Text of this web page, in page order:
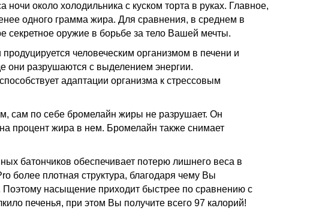
около холодильника с куском торта в руках. Главное,
одного грамма жира. Для сравнения, в среднем в
оружие в борьбе за тело Вашей мечты.
человеческим организмом в печени и
они разрушаются с выделением энергии.
адаптации организма к стрессовым
cам по себе бромелайн жиры не разрушает. Он
процент жира в нем. Бромелайн также снимает
батончиков обеспечивает потерю лишнего веса в
более плотная структура, благодаря чему Вы
насыщение приходит быстрее по сравнению с
печенья, при этом Вы получите всего 97 калорий!